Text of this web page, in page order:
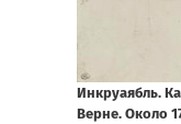
Инкруаябль.
Верне. Около